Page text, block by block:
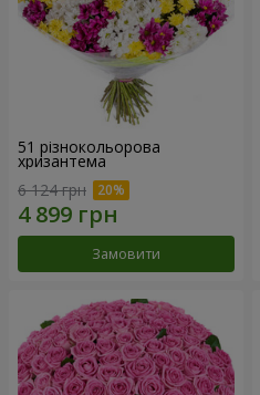
51 різнокольорова
хризантема
6 124 грн
Замовити